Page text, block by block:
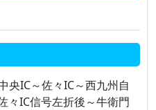
央IC～佐々IC～西九州自
々IC信号左折後～牛衛門